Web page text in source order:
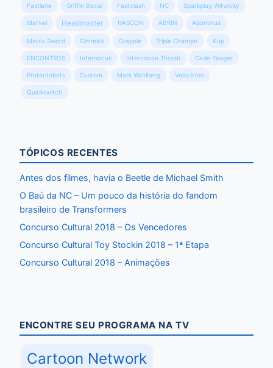
Fastlane Griffin Bacal Fastclash NC Sparkplug Witwicky
Marvel Headmaster HASCON ABRIN Abominus
Matrix Sword Gimmick Grapple Triple Changer Kup
ENCONTROS Infernocus Infernocon Thrash Cade Yeager
Protectobots Custom Mark Wahlberg Velocitron
Quickswitch
TÓPICOS RECENTES
Antes dos filmes, havia o Beetle de Michael Smith
O Baú da NC – Um pouco da história do fandom
brasileiro de Transformers
Concurso Cultural 2018 – Os Vencedores
Concurso Cultural Toy Stockin 2018 – 1ª Etapa
Concurso Cultural 2018 – Animações
ENCONTRE SEU PROGRAMA NA TV
Cartoon Network